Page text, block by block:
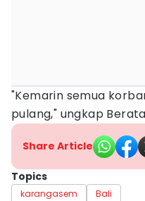
"Kemarin semua
pulang," ungkap
Share Article
Topics
karangasem Bali